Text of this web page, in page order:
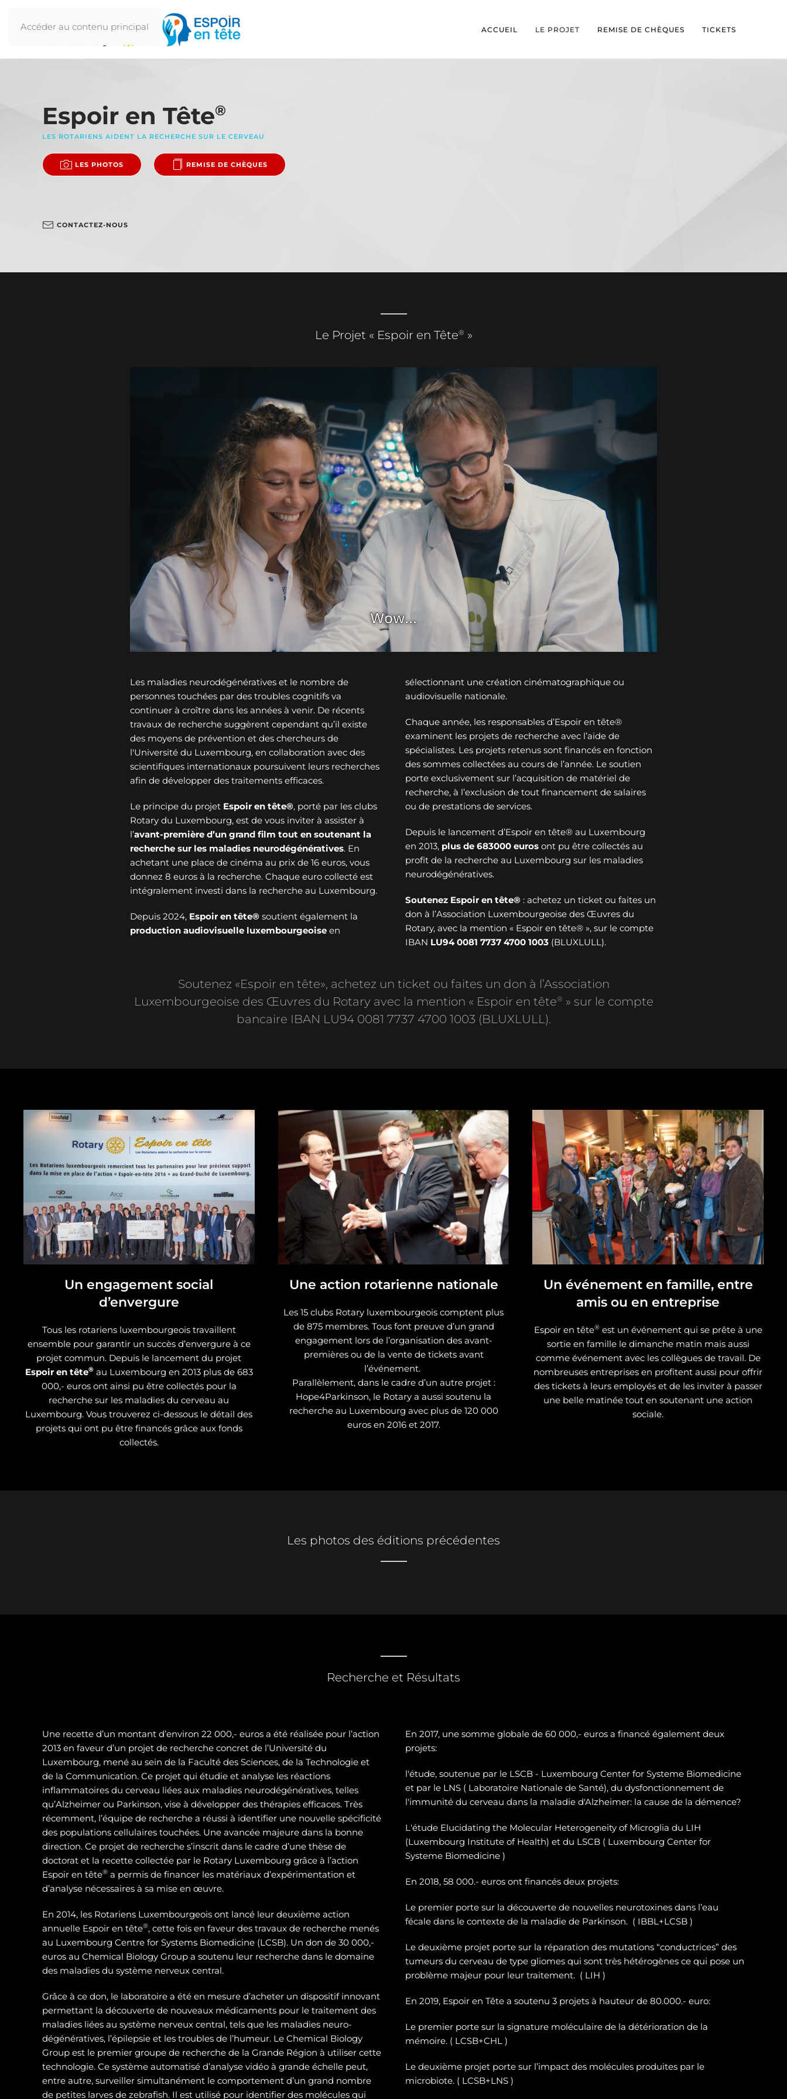
Accéder au contenu principal ACCUEIL LE PROJET REMISE DE CHÈQUES TICKETS
Espoir en Tête®
LES ROTARIENS AIDENT LA RECHERCHE SUR LE CERVEAU
LES PHOTOS REMISE DE CHÈQUES
CONTACTEZ-NOUS
Le Projet « Espoir en Tête® »
Les maladies neurodégénératives et le nombre de
personnes touchées par des troubles cognitifs va
continuer à croître dans les années à venir. De récents
travaux de recherche suggèrent cependant qu’il existe
des moyens de prévention et des chercheurs de
l'Université du Luxembourg, en collaboration avec des
scientifiques internationaux poursuivent leurs recherches
afin de développer des traitements efficaces.
Le principe du projet Espoir en tête®, porté par les clubs
Rotary du Luxembourg, est de vous inviter à assister à
l’avant-première d’un grand film tout en soutenant la
recherche sur les maladies neurodégénératives. En
achetant une place de cinéma au prix de 16 euros, vous
donnez 8 euros à la recherche. Chaque euro collecté est
intégralement investi dans la recherche au Luxembourg.
Depuis 2024, Espoir en tête® soutient également la
production audiovisuelle luxembourgeoise en
sélectionnant une création cinématographique ou
audiovisuelle nationale.
Chaque année, les responsables d’Espoir en tête®
examinent les projets de recherche avec l’aide de
spécialistes. Les projets retenus sont financés en fonction
des sommes collectées au cours de l’année. Le soutien
porte exclusivement sur l’acquisition de matériel de
recherche, à l’exclusion de tout financement de salaires
ou de prestations de services.
Depuis le lancement d’Espoir en tête® au Luxembourg
en 2013, plus de 683000 euros ont pu être collectés au
profit de la recherche au Luxembourg sur les maladies
neurodégénératives.
Soutenez Espoir en tête® : achetez un ticket ou faites un
don à l’Association Luxembourgeoise des Œuvres du
Rotary, avec la mention « Espoir en tête® », sur le compte
IBAN LU94 0081 7737 4700 1003 (BLUXLULL).
Soutenez «Espoir en tête», achetez un ticket ou faites un don à l’Association
Luxembourgeoise des Œuvres du Rotary avec la mention « Espoir en tête® » sur le compte
bancaire IBAN LU94 0081 7737 4700 1003 (BLUXLULL).
Un engagement social
d’envergure
Tous les rotariens luxembourgeois travaillent
ensemble pour garantir un succès d’envergure à ce
projet commun. Depuis le lancement du projet
Espoir en tête®au Luxembourg en 2013 plus de 683
000,- euros ont ainsi pu être collectés pour la
recherche sur les maladies du cerveau au
Luxembourg. Vous trouverez ci-dessous le détail des
projets qui ont pu être financés grâce aux fonds
collectés.
Une action rotarienne nationale
Les 15 clubs Rotary luxembourgeois comptent plus
de 875 membres. Tous font preuve d’un grand
engagement lors de l’organisation des avant-
premières ou de la vente de tickets avant
l’événement.
Parallèlement, dans le cadre d’un autre projet :
Hope4Parkinson, le Rotary a aussi soutenu la
recherche au Luxembourg avec plus de 120 000
euros en 2016 et 2017.
Un événement en famille, entre
amis ou en entreprise
Espoir en tête®est un événement qui se prête à une
sortie en famille le dimanche matin mais aussi
comme événement avec les collègues de travail. De
nombreuses entreprises en profitent aussi pour offrir
des tickets à leurs employés et de les inviter à passer
une belle matinée tout en soutenant une action
sociale.
Les photos des éditions précédentes
Recherche et Résultats
Une recette d’un montant d’environ 22 000,- euros a été réalisée pour l’action
2013 en faveur d’un projet de recherche concret de l’Université du
Luxembourg, mené au sein de la Faculté des Sciences, de la Technologie et
de la Communication. Ce projet qui étudie et analyse les réactions
inflammatoires du cerveau liées aux maladies neurodégénératives, telles
qu’Alzheimer ou Parkinson, vise à développer des thérapies efficaces. Très
récemment, l’équipe de recherche a réussi à identifier une nouvelle spécificité
des populations cellulaires touchées. Une avancée majeure dans la bonne
direction. Ce projet de recherche s’inscrit dans le cadre d’une thèse de
doctorat et la recette collectée par le Rotary Luxembourg grâce à l’action
Espoir en tête® a permis de financer les matériaux d’expérimentation et
d’analyse nécessaires à sa mise en œuvre.
En 2014, les Rotariens Luxembourgeois ont lancé leur deuxième action
annuelle Espoir en tête®, cette fois en faveur des travaux de recherche menés
au Luxembourg Centre for Systems Biomedicine (LCSB). Un don de 30 000,-
euros au Chemical Biology Group a soutenu leur recherche dans le domaine
des maladies du système nerveux central.
Grâce à ce don, le laboratoire a été en mesure d’acheter un dispositif innovant
permettant la découverte de nouveaux médicaments pour le traitement des
maladies liées au système nerveux central, tels que les maladies neuro-
dégénératives, l’épilepsie et les troubles de l’humeur. Le Chemical Biology
Group est le premier groupe de recherche de la Grande Région à utiliser cette
technologie. Ce système automatisé d’analyse vidéo à grande échelle peut,
entre autre, surveiller simultanément le comportement d’un grand nombre
de petites larves de zebrafish. Il est utilisé pour identifier des molécules qui
En 2017, une somme globale de 60 000,- euros a financé également deux
projets:
l'étude, soutenue par le LSCB - Luxembourg Center for Systeme Biomedicine
et par le LNS ( Laboratoire Nationale de Santé), du dysfonctionnement de
l'immunité du cerveau dans la maladie d'Alzheimer: la cause de la démence?
L'étude Elucidating the Molecular Heterogeneity of Microglia du LIH
(Luxembourg Institute of Health) et du LSCB ( Luxembourg Center for
Systeme Biomedicine )
En 2018, 58 000.- euros ont financés deux projets:
Le premier porte sur la découverte de nouvelles neurotoxines dans l’eau
fécale dans le contexte de la maladie de Parkinson. ( IBBL+LCSB )
Le deuxième projet porte sur la réparation des mutations “conductrices” des
tumeurs du cerveau de type gliomes qui sont très hétérogènes ce qui pose un
problème majeur pour leur traitement. ( LIH )
En 2019, Espoir en Tête a soutenu 3 projets à hauteur de 80.000.- euro:
Le premier porte sur la signature moléculaire de la détérioration de la
mémoire. ( LCSB+CHL )
Le deuxième projet porte sur l’impact des molécules produites par le
microbiote. ( LCSB+LNS )